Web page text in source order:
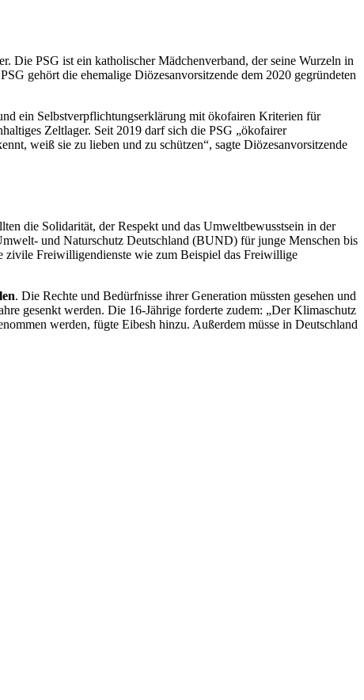
Die PSG ist ein katholischer Mädchenverband, der seine Wurzeln in
gehört die ehemalige Diözesanvorsitzende dem 2020 gegründeten
ein Selbstverpflichtungserklärung mit ökofairen Kriterien für
Zeltlager. Seit 2019 darf sich die PSG „ökofairer
weiß sie zu lieben und zu schützen“, sagte Diözesanvorsitzende
die Solidarität, der Respekt und das Umweltbewusstsein in der
und Naturschutz Deutschland (BUND) für junge Menschen bis
zivile Freiwilligendienste wie zum Beispiel das Freiwillige
. Die Rechte und Bedürfnisse ihrer Generation müssten gesehen und
gesenkt werden. Die 16-Jährige forderte zudem: „Der Klimaschutz
werden, fügte Eibesh hinzu. Außerdem müsse in Deutschland